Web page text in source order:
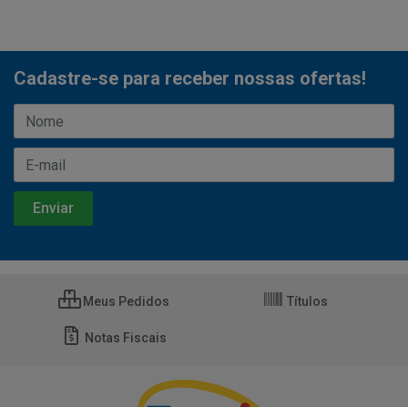
Cadastre-se para receber nossas ofertas!
Meus Pedidos Títulos
Notas Fiscais